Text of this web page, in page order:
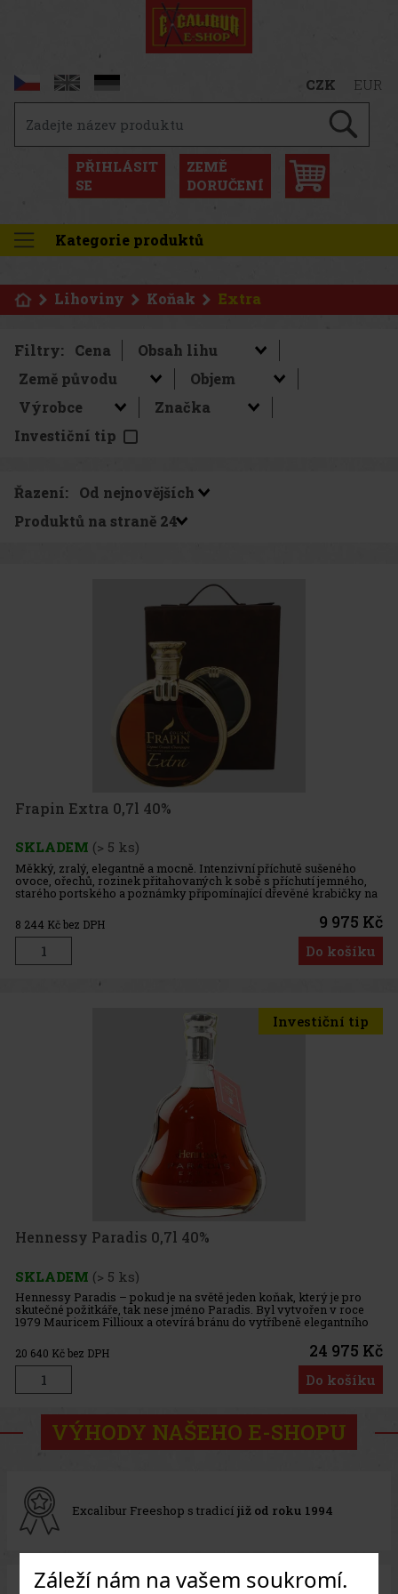
Záleží nám na vašem soukromí.
CZK EUR
PŘIHLÁSIT
SE
ZEMĚ
DORUČENÍ
Kategorie produktů
Lihoviny Koňak Extra
Filtry: Cena
Investiční tip
Řazení:
Produktů na straně
Frapin Extra 0,7l 40%
SKLADEM (> 5 ks)
Měkký, zralý, elegantně a mocně. Intenzivní příchutě sušeného
ovoce, ořechů, rozinek přitahovaných k sobě s příchutí jemného, ​​
starého portského a poznámky připomínající dřevěné krabičky na
doutníky. Zářivé, tmavě načervenalé zlato. Extrémně měkký a
8 244 Kč bez DPH 9 975 Kč
Do košíku
Investiční tip
Hennessy Paradis 0,7l 40%
SKLADEM (> 5 ks)
Hennessy Paradis – pokud je na světě jeden koňak, který je pro
skutečné požitkáře, tak nese jméno Paradis. Byl vytvořen v roce
1979 Mauricem Fillioux a otevírá bránu do vytříbeně elegantního
světa hédonistů. Nese jméno po speciální části Hennessy skl
20 640 Kč bez DPH 24 975 Kč
Do košíku
VÝHODY NAŠEHO E-SHOPU
Excalibur Freeshop s tradicí již od roku 1994